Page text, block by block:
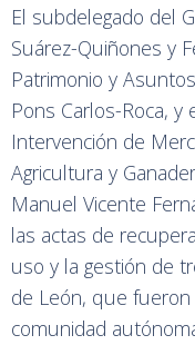
El subdelegado del
Suárez-Quiñones y
Patrimonio y
Pons Carlos-Roca, y
Intervención de
Agricultura y
Manuel Vicente
las actas de
uso y la gestión de
de León, que
comunidad